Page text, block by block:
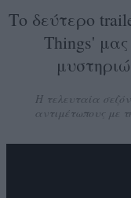
Το δεύτερο
Things' μας
Η τελευταία
αντιμέτωπους με